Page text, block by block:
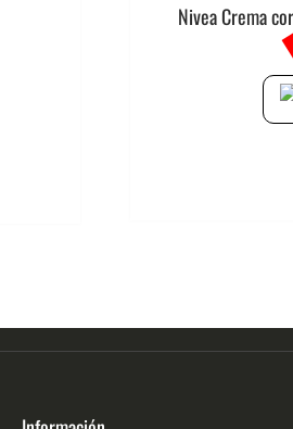
Nivea Crema